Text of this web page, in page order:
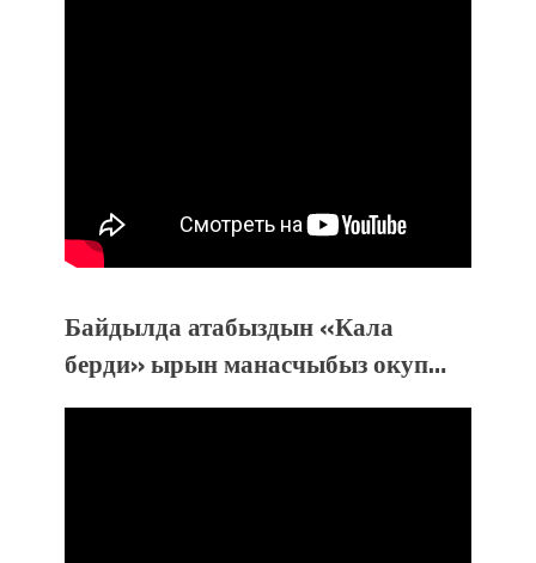
Байдылда атабыздын «Кала
берди» ырын манасчыбыз окуп…